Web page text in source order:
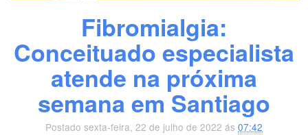
Fibromialgia:
Conceituado especialista
atende na próxima
semana em Santiago
Postado sexta-feira, 22 de julho de 2022 ás 07:42